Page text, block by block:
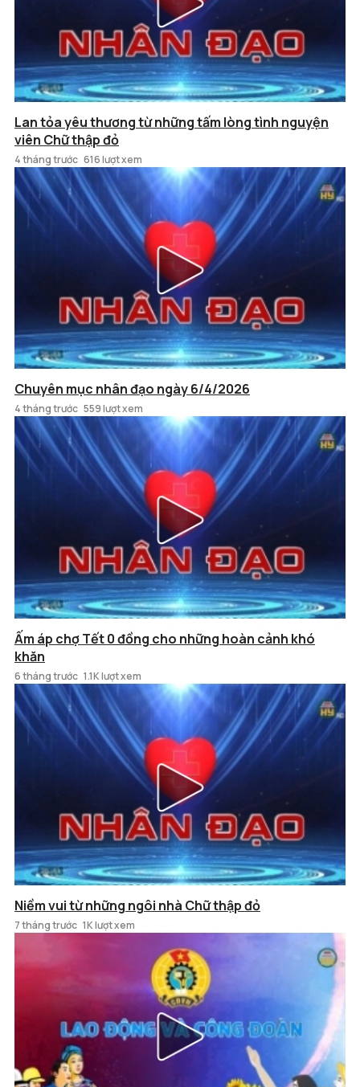
Lan tỏa yêu thương từ những tấm lòng tình nguyện
viên Chữ thập đỏ
4 tháng trước 616 lượt xem
Chuyên mục nhân đạo ngày 6/4/2026
4 tháng trước 559 lượt xem
Ấm áp chợ Tết 0 đồng cho những hoàn cảnh khó
khăn
6 tháng trước 1.1K lượt xem
Niềm vui từ những ngôi nhà Chữ thập đỏ
7 tháng trước 1K lượt xem